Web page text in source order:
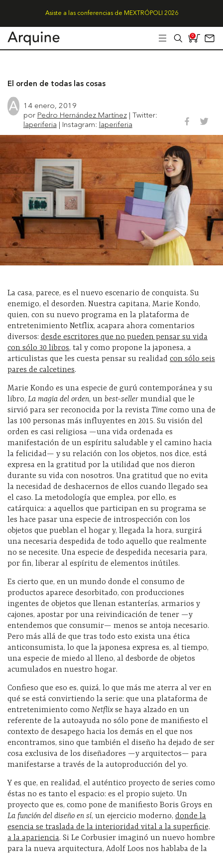
Asiste a las conferencias de MEXTRÓPOLI 2026
0
El orden de todas las cosas
14 enero, 2019
por Pedro Hernández Martínez| Twitter:
laperiferia | Instagram: laperiferia
La casa, parece, es el nuevo escenario de conquista. Su
enemigo, el desorden. Nuestra capitana, Marie Kondo,
quien, con su nuevo programa en la plataforma de
entretenimiento Netflix, acapara ahora comentarios
diversos: desde escritores que no pueden pensar su vida
con sólo 30 libros, tal y como propone la japonesa, a
articulistas que les cuesta pensar su realidad con sólo seis
pares de calcetines.
Marie Kondo es una especie de gurú contemporánea y su
libro, La magia del orden, un best-seller mundial que le
sirvió para ser reconocida por la revista Time como una de
las 100 personas más influyentes en 2015. Su visión del
orden es casi religiosa —una vida ordenada es
manifestación de un espíritu saludable y el camino hacia
la felicidad— y su relación con los objetos, nos dice, está
expresa en la gratitud por la utilidad que nos dieron
durante su vida con nosotros. Una gratitud que no evita
la necesidad de deshacernos de ellos cuando llegado sea
el caso. La metodología que emplea, por ello, es
catárquica: a aquellos que participan en su programa se
les hace pasar una especie de introspección con los
objetos que pueblan el hogar y, llegada la hora, surgirá
una necesaria despedida de todo aquello que realmente
no se necesite. Una especie de despedida necesaria para,
por fin, liberar al espíritu de elementos inútiles.
Es cierto que, en un mundo donde el consumo de
productos aparece desorbitado, con producciones
ingentes de objetos que llenan estanterías, armarios y
cajones, apostar por una reivindicación de tener —y
entendemos que consumir— menos se antoja necesario.
Pero más allá de que tras todo esto exista una ética
anticonsumista, lo que la japonesa expresa es, al tiempo,
una especie de miedo al lleno, al desborde de objetos
acumulados en nuestro hogar.
Confieso que eso es, quizá, lo que más me aterra al ver en
qué se está convirtiendo la serie: que una plataforma de
entretenimiento como Netflix se haya alzado en un
referente de la autoayuda no sólo pone de manifiesto el
contexto de desapego hacia los demás en el que nos
encontramos, sino que también el diseño ha dejado de ser
cosa exclusiva de los diseñadores —y arquitectos— para
manifestarse a través de la autoproducción del yo.
Y es que, en realidad, el auténtico proyecto de series como
éstas no es tanto el espacio: es el propio sujeto. Un
proyecto que es, como pone de manifiesto Boris Groys en
La función del diseño en sí, un ejercicio moderno, donde la
esencia se traslada de la interioridad vital a la superficie,
a la apariencia. Si Le Corbusier imaginó un nuevo hombre
para la nueva arquitectura, Adolf Loos nos hablaba de la